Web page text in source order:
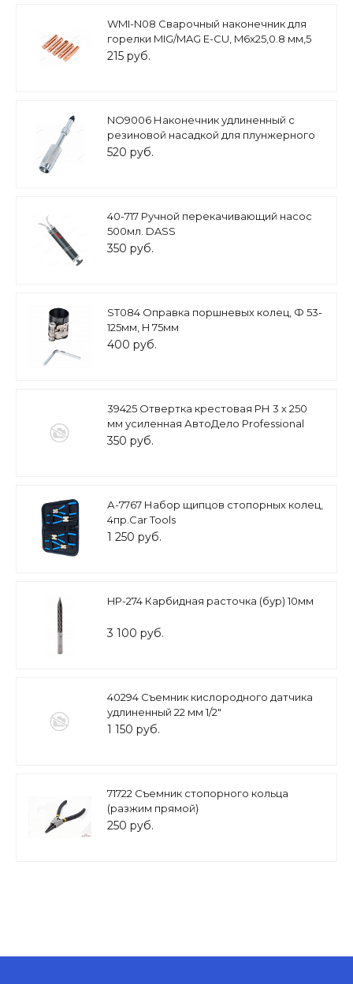
WMI-N08 Сварочный наконечник для
горелки MIG/MAG E-CU, M6x25,0.8 мм,5
шт
215 руб.
NO9006 Наконечник удлиненный с
резиновой насадкой для плунжерного
шприца
520 руб.
40-717 Ручной перекачивающий насос
500мл. DASS
350 руб.
ST084 Оправка поршневых колец, Ф 53-
125мм, H 75мм
400 руб.
39425 Отвертка крестовая РН 3 х 250
мм усиленная АвтоДело Professional
350 руб.
А-7767 Набор щипцов стопорных колец,
4пр.Car Tools
1 250 руб.
HP-274 Карбидная расточка (бур) 10мм
3 100 руб.
40294 Съемник кислородного датчика
удлиненный 22 мм 1/2"
1 150 руб.
71722 Съемник стопорного кольца
(разжим прямой)
250 руб.